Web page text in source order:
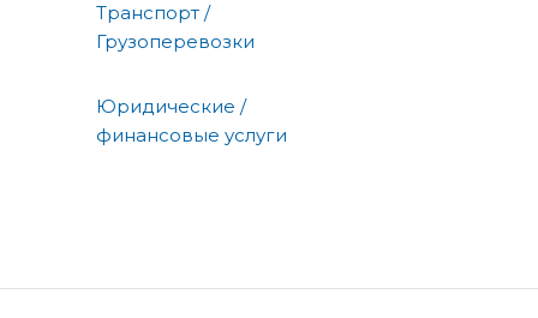
Транспорт /
Грузоперевозки
Юридические /
финансовые услуги